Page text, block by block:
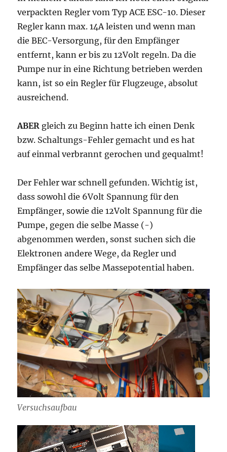
verpackten Regler vom Typ ACE ESC-10. Dieser
Regler kann max. 14A leisten und wenn man
die BEC-Versorgung, für den Empfänger
entfernt, kann er bis zu 12Volt regeln. Da die
Pumpe nur in eine Richtung betrieben werden
kann, ist so ein Regler für Flugzeuge, absolut
ausreichend.
ABER gleich zu Beginn hatte ich einen Denk
bzw. Schaltungs-Fehler gemacht und es hat
auf einmal verbrannt gerochen und gequalmt!
Der Fehler war schnell gefunden. Wichtig ist,
dass sowohl die 6Volt Spannung für den
Empfänger, sowie die 12Volt Spannung für die
Pumpe, gegen die selbe Masse (-)
abgenommen werden, sonst suchen sich die
Elektronen andere Wege, da Regler und
Empfänger das selbe Massepotential haben.
Versuchsaufbau